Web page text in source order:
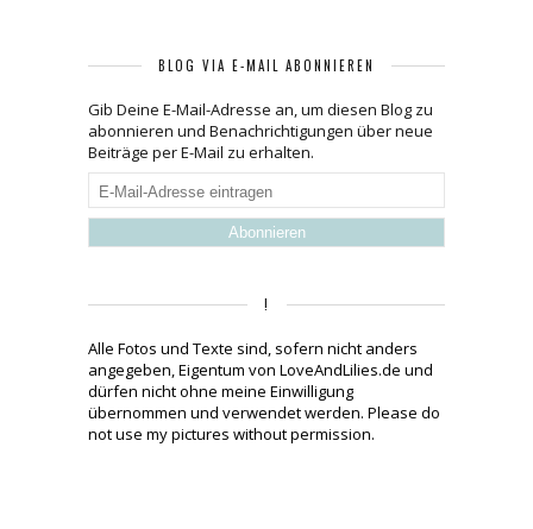
BLOG VIA E-MAIL ABONNIEREN
Gib Deine E-Mail-Adresse an, um diesen Blog zu
abonnieren und Benachrichtigungen über neue
Beiträge per E-Mail zu erhalten.
E-
Mail-
Adresse
eintragen
!
Alle Fotos und Texte sind, sofern nicht anders
angegeben, Eigentum von LoveAndLilies.de und
dürfen nicht ohne meine Einwilligung
übernommen und verwendet werden. Please do
not use my pictures without permission.